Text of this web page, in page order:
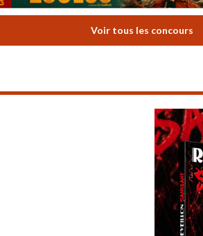
Voir tous les concours